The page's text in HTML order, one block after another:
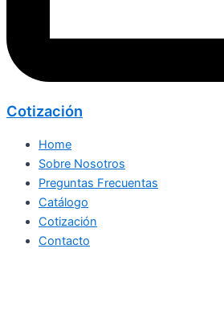
Cotización
Home
Sobre Nosotros
Preguntas Frecuentas
Catálogo
Cotización
Contacto